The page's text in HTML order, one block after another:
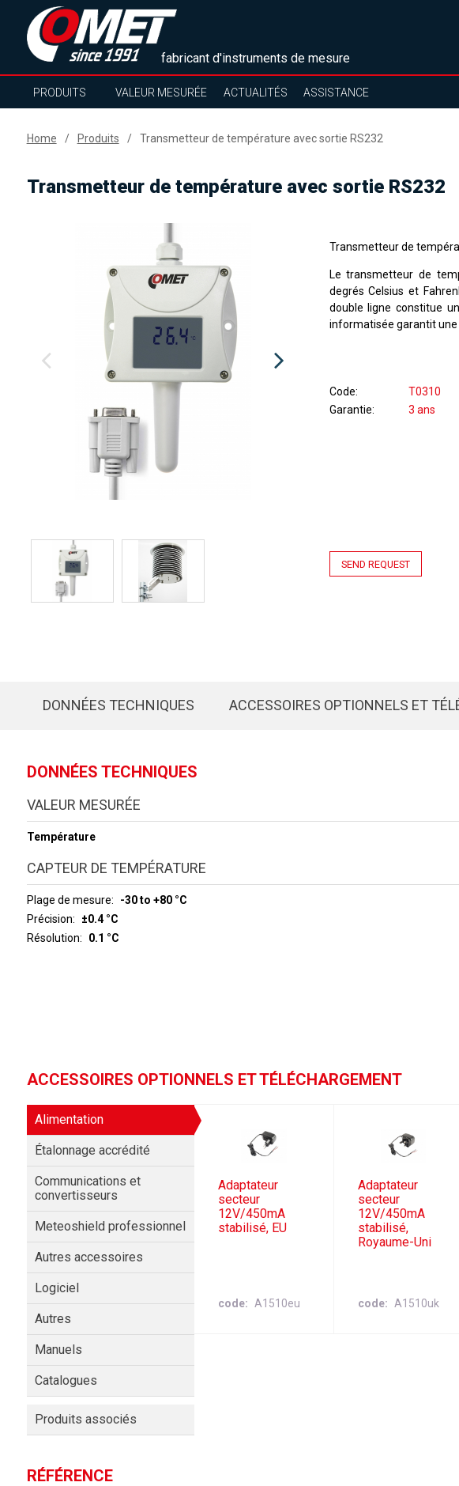
fabricant d'instruments de mesure
PRODUITS VALEUR MESURÉE ACTUALITÉS ASSISTANCE
Home Produits Transmetteur de température avec sortie RS232
Transmetteur de température avec sortie RS232
Transmetteur de
Le transmetteur de
degrés Celsius et
double ligne constitue
informatisée garantit une
Code
T0310
Garantie
3 ans
SEND REQUEST
DONNÉES TECHNIQUES ACCESSOIRES OPTIONNELS ET
DONNÉES TECHNIQUES
VALEUR MESURÉE
Température
CAPTEUR DE TEMPÉRATURE
Plage de mesure
-30 to +80 °C
Précision
±0.4 °C
Résolution
0.1 °C
ACCESSOIRES OPTIONNELS ET TÉLÉCHARGEMENT
Alimentation
Étalonnage accrédité
Communications et
convertisseurs
Meteoshield professionnel
Autres accessoires
Logiciel
Autres
Manuels
Catalogues
Produits associés
Adaptateur
secteur
12V/450mA
stabilisé, EU
code A1510eu
Adaptateur
secteur
12V/450mA
stabilisé,
Royaume-Uni
code A1510uk
RÉFÉRENCE